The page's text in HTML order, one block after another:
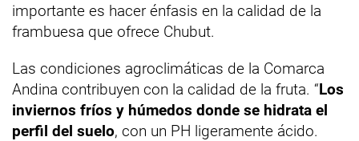
importante es hacer énfasis en la calidad de la
frambuesa que ofrece Chubut.
Las condiciones agroclimáticas de la Comarca
Andina contribuyen con la calidad de la fruta. “Los
inviernos fríos y húmedos donde se hidrata el
perfil del suelo, con un PH ligeramente ácido.